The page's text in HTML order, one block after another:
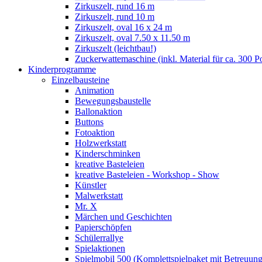
Zirkuszelt, rund 16 m
Zirkuszelt, rund 10 m
Zirkuszelt, oval 16 x 24 m
Zirkuszelt, oval 7.50 x 11.50 m
Zirkuszelt (leichtbau!)
Zuckerwattemaschine (inkl. Material für ca. 300
Kinderprogramme
Einzelbausteine
Animation
Bewegungsbaustelle
Ballonaktion
Buttons
Fotoaktion
Holzwerkstatt
Kinderschminken
kreative Basteleien
kreative Basteleien - Workshop - Show
Künstler
Malwerkstatt
Mr. X
Märchen und Geschichten
Papierschöpfen
Schülerrallye
Spielaktionen
Spielmobil 500 (Komplettspielpaket mit